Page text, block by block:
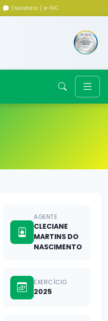
Ouvidoria / e-SIC
AGENTE
CLECIANE
MARTINS DO
NASCIMENTO
EXERCÍCIO
2025